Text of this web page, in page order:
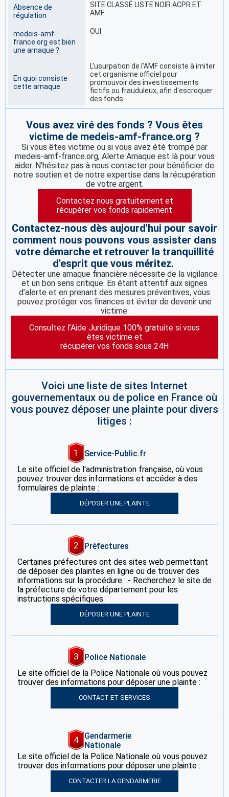
Absence de
régulation
SITE CLASSÉ LISTE NOIR ACPR ET
AMF
medeis-amf-
france.org est bien
une arnaque ?
OUI
En quoi consiste
cette arnaque
L'usurpation de l'AMF consiste à imiter
cet organisme officiel pour
promouvoir des investissements
fictifs ou frauduleux, afin d'escroquer
des fonds.
Vous avez viré des fonds ? Vous êtes
victime de medeis-amf-france.org ?
Si vous êtes victime ou si vous avez été trompé par
medeis-amf-france.org, Alerte Arnaque est là pour vous
aider. N'hésitez pas à nous contacter pour bénéficier de
notre soutien et de notre expertise dans la récupération
de votre argent.
Contactez nous gratuitement et
récupérer vos fonds rapidement
Contactez-nous dès aujourd'hui pour savoir
comment nous pouvons vous assister dans
votre démarche et retrouver la tranquillité
d'esprit que vous méritez.
Détecter une arnaque financière nécessite de la vigilance
et un bon sens critique. En étant attentif aux signes
d’alerte et en prenant des mesures préventives, vous
pouvez protéger vos finances et éviter de devenir une
victime.
Consultez l’Aide Juridique 100% gratuite si vous
êtes victime et
récupérer vos fonds sous 24H
Voici une liste de sites Internet
gouvernementaux ou de police en France où
vous pouvez déposer une plainte pour divers
litiges :
1
Service-Public.fr
Le site officiel de l'administration française, où vous
pouvez trouver des informations et accéder à des
formulaires de plainte :
DÉPOSER UNE PLAINTE
2
Préfectures
Certaines préfectures ont des sites web permettant
de déposer des plaintes en ligne ou de trouver des
informations sur la procédure : - Recherchez le site de
la préfecture de votre département pour les
instructions spécifiques.
DÉPOSER UNE PLAINTE
3
Police Nationale
Le site officiel de la Police Nationale où vous pouvez
trouver des informations pour déposer une plainte :
CONTACT ET SERVICES
4
Gendarmerie
Nationale
Le site officiel de la Police Nationale où vous pouvez
trouver des informations pour déposer une plainte :
CONTACTER LA GENDARMERIE